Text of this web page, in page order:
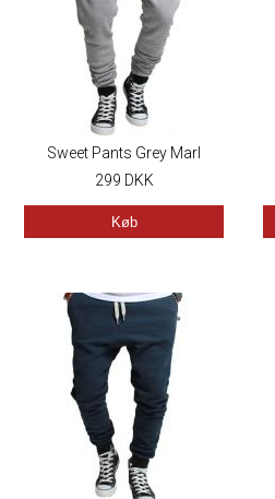
Sweet Pants Grey Marl
299 DKK
Køb